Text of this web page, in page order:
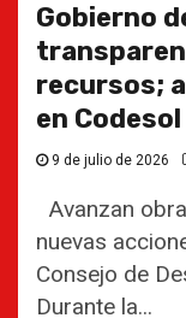
Gobierno
recursos;
en Codesol
9 de julio de 2026
Avanzan
nuevas
Consejo de
Durante la...